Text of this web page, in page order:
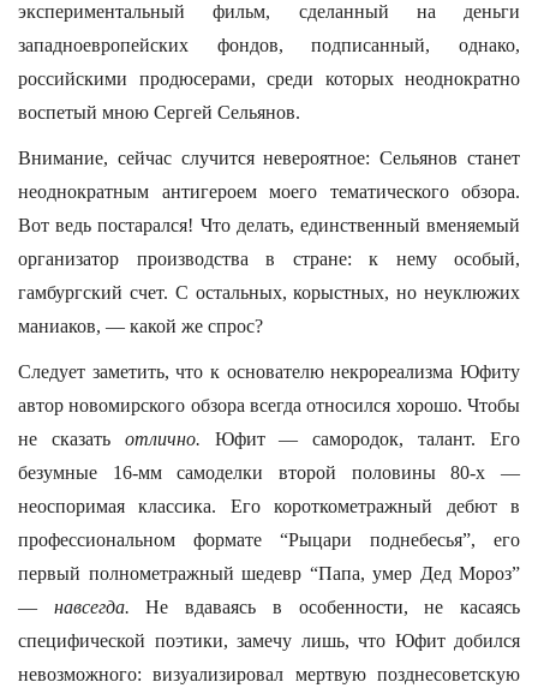
экспериментальный фильм, сделанный на деньги
западноевропейских фондов, подписанный, однако,
российскими продюсерами, среди которых неоднократно
воспетый мною Сергей Сельянов.
Внимание, сейчас случится невероятное: Сельянов станет
неоднократным антигероем моего тематического обзора.
Вот ведь постарался! Что делать, единственный вменяемый
организатор производства в стране: к нему особый,
гамбургский счет. С остальных, корыстных, но неуклюжих
маниаков, — какой же спрос?
Следует заметить, что к основателю некрореализма Юфиту
автор новомирского обзора всегда относился хорошо. Чтобы
не сказать отлично. Юфит — самородок, талант. Его
безумные 16-мм самоделки второй половины 80-х —
неоспоримая классика. Его короткометражный дебют в
профессиональном формате “Рыцари поднебесья”, его
первый полнометражный шедевр “Папа, умер Дед Мороз”
— навсегда. Не вдаваясь в особенности, не касаясь
специфической поэтики, замечу лишь, что Юфит добился
невозможного: визуализировал мертвую позднесоветскую